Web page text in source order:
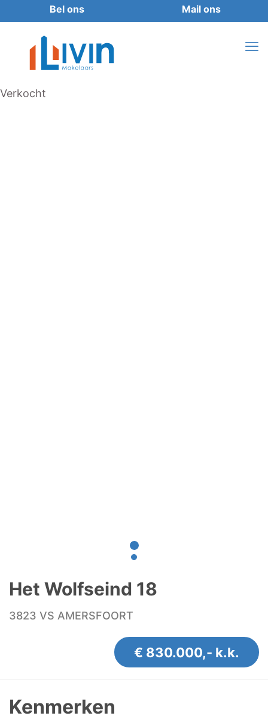
Verkocht
Het Wolfseind 18
3823 VS AMERSFOORT
€ 830.000,- k.k.
Kenmerken